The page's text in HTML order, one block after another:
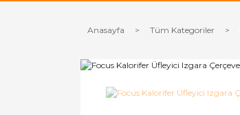
Anasayfa Tüm Kategoriler